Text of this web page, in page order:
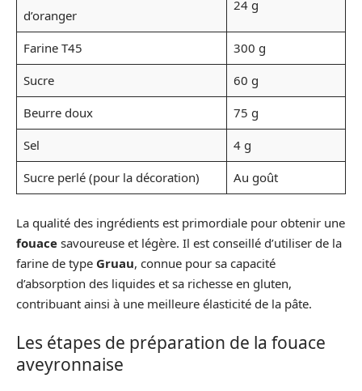
d’oranger
24 g
Farine T45
300 g
Sucre
60 g
Beurre doux
75 g
Sel
4 g
Sucre perlé (pour la décoration)
Au goût
La qualité des ingrédients est primordiale pour obtenir une
fouace savoureuse et légère. Il est conseillé d’utiliser de la
farine de type Gruau, connue pour sa capacité
d’absorption des liquides et sa richesse en gluten,
contribuant ainsi à une meilleure élasticité de la pâte.
Les étapes de préparation de la fouace
aveyronnaise